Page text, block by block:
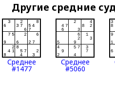
Другие средние
Среднее
#1477
Среднее
#5060